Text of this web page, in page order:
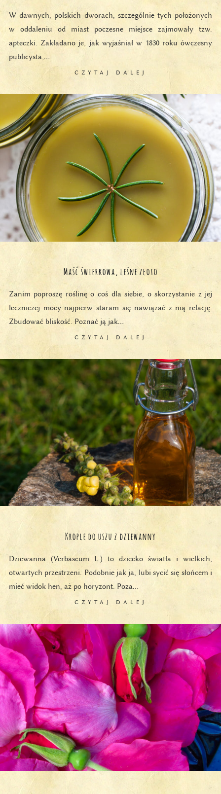
W dawnych, polskich dworach, szczególnie tych położonych
w oddaleniu od miast poczesne miejsce zajmowały tzw.
apteczki. Zakładano je, jak wyjaśniał w 1830 roku ówczesny
publicysta,…
CZYTAJ DALEJ
Maść świerkowa, leśne złoto
Zanim poproszę roślinę o coś dla siebie, o skorzystanie z jej
leczniczej mocy najpierw staram się nawiązać z nią relację.
Zbudować bliskość. Poznać ją jak…
CZYTAJ DALEJ
Krople do uszu z dziewanny
Dziewanna (Verbascum L.) to dziecko światła i wielkich,
otwartych przestrzeni. Podobnie jak ja, lubi sycić się słońcem i
mieć widok hen, aż po horyzont. Poza…
CZYTAJ DALEJ